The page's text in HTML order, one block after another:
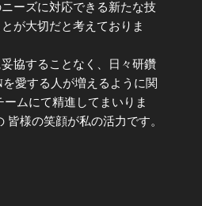
ーズに対応できる新たな技
が大切だと考えておりま
協することなく、日々研鑽
愛する人が増えるように関
ムにて精進してまいりま
様の笑顔が私の活力です。